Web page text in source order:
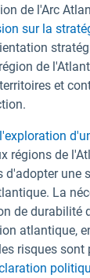
de l'Arc
sur la
de
et
régions de
d'adopter une
La
de durabilité
atlantique,
risques